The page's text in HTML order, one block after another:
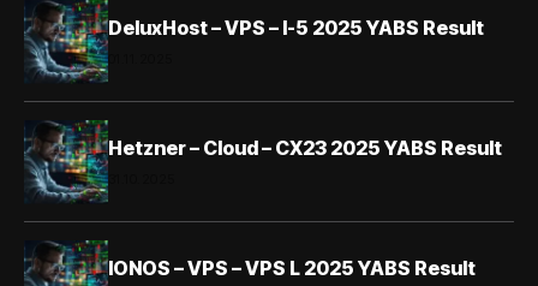
DeluxHost – VPS – I-5 2025 YABS Result
Hetzner – Cloud – CX23 2025 YABS Result
IONOS – VPS – VPS L 2025 YABS Result